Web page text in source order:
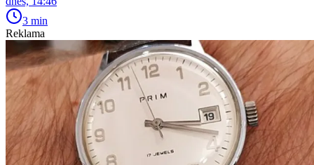
3 min
Reklama